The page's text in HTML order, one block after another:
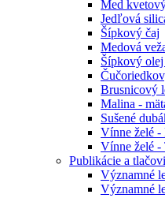
Med
Jedľová
Šípkový čaj
Medová
Šípkový
Brusnicový
Malina -
Sušené
Vínne želé -
Vínne želé -
Publikácie a
Významné
Významné